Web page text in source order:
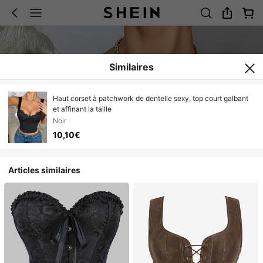
Similaires
Haut corset à patchwork de dentelle sexy, top court galbant
et affinant la taille
Noir
10,10€
Articles similaires